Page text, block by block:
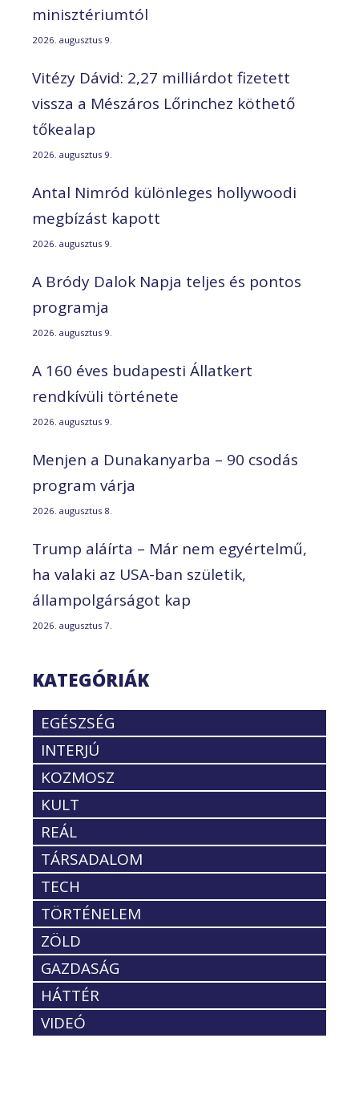
minisztériumtól
2026. augusztus 9.
Vitézy Dávid: 2,27 milliárdot fizetett
vissza a Mészáros Lőrinchez köthető
tőkealap
2026. augusztus 9.
Antal Nimród különleges hollywoodi
megbízást kapott
2026. augusztus 9.
A Bródy Dalok Napja teljes és pontos
programja
2026. augusztus 9.
A 160 éves budapesti Állatkert
rendkívüli története
2026. augusztus 9.
Menjen a Dunakanyarba – 90 csodás
program várja
2026. augusztus 8.
Trump aláírta – Már nem egyértelmű,
ha valaki az USA-ban születik,
állampolgárságot kap
2026. augusztus 7.
KATEGÓRIÁK
EGÉSZSÉG
INTERJÚ
KOZMOSZ
KULT
REÁL
TÁRSADALOM
TECH
TÖRTÉNELEM
ZÖLD
GAZDASÁG
HÁTTÉR
VIDEÓ